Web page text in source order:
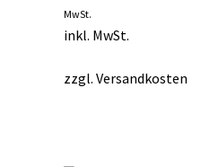
MwSt.
inkl. MwSt.
zzgl. Versandkosten